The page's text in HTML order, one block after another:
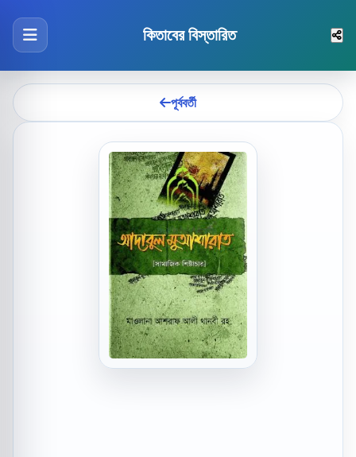
কিতাবের বিস্তারিত
পূর্ববর্তী